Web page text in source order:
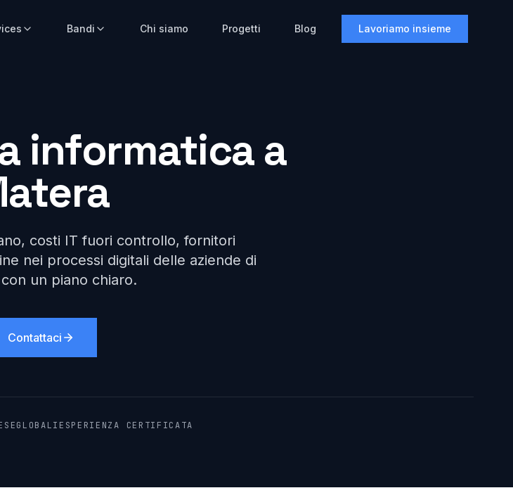
Bandi Chi siamo Progetti Blog Lavoriamo insieme
informatica a
costi IT fuori controllo, fornitori
nei processi digitali delle aziende di
un piano chiaro.
Contattaci
GLOBALI ESPERIENZA CERTIFICATA